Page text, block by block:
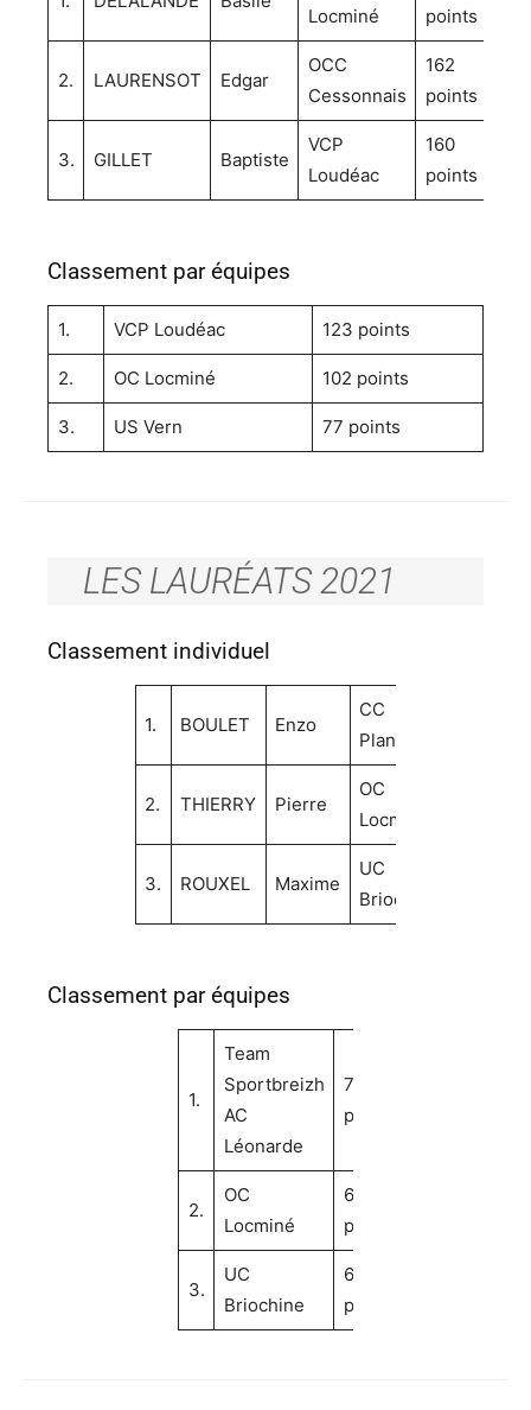
Locminé
points
2. LAURENSOT Edgar
OCC
Cessonnais
162
points
3. GILLET Baptiste
VCP
Loudéac
160
points
Classement par équipes
1. VCP Loudéac 123 points
2. OC Locminé 102 points
3. US Vern 77 points
LES LAURÉATS 2021
Classement individuel
1. BOULET Enzo
CC
Plancoët
2. THIERRY Pierre
OC
Locminé
3. ROUXEL Maxime
UC
Briochine
Classement par équipes
1.
Team
Sportbreizh
AC
Léonarde
77
pts
2.
OC
Locminé
68
pts
3.
UC
Briochine
68
pts